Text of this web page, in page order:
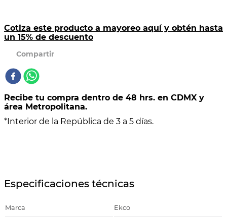
Cotiza este producto a mayoreo aquí y obtén hasta
un 15% de descuento
Recibe tu compra dentro de 48 hrs. en CDMX y
área Metropolitana.
*Interior de la República de 3 a 5 días.
Especificaciones técnicas
Marca Ekco